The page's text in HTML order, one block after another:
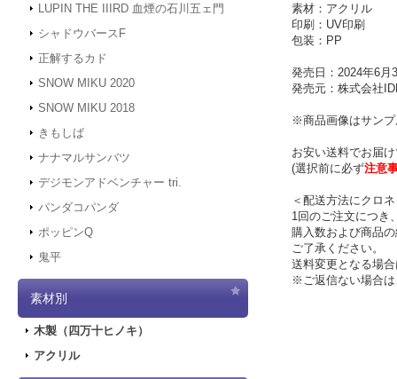
LUPIN THE IIIRD 血煙の石川五ェ門
シャドウバースF
正解するカド
SNOW MIKU 2020
SNOW MIKU 2018
きもしば
ナナマルサンバツ
デジモンアドベンチャー tri.
パンダコパンダ
ポッピンQ
鬼平
素材別
木製（四万十ヒノキ）
アクリル
素材：アクリル
印刷：UV印刷
包装：PP
発売日：2024年6月
発売元：株式会社
※商品画像はサンプ
お安い送料でお届
(選択前に必ず注意
＜配送方法にクロ
1回のご注文につき
購入数および商品
ご了承ください。
送料変更となる場
※ご返信ない場合は